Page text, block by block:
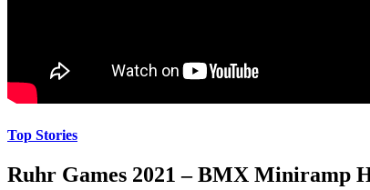
Top Stories
Ruhr Games 2021 – BMX Miniramp